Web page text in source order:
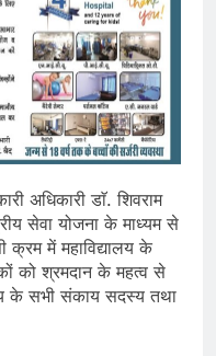
अधिकारी डाॅ. शिवराम
सेवा योजना के माध्यम से
में महाविद्यालय के
को श्रमदान के महत्व से
के सभी संकाय सदस्य तथा